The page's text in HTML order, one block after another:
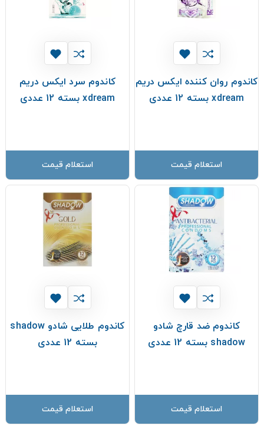
کاندوم روان کننده ایکس دریم
xdream بسته 12 عددی
استعلام قیمت
کاندوم سرد ایکس دریم
xdream بسته 12 عددی
استعلام قیمت
کاندوم ضد قارچ شادو
shadow بسته 12 عددی
استعلام قیمت
کاندوم طلایی شادو shadow
بسته 12 عددی
استعلام قیمت